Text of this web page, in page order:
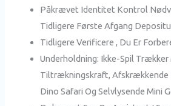
Påkrævet Identitet Kontrol
Tidligere Første Afgang
Tidligere Verificere , Du Er
Underholdning: Ikke-Spil Trækker
Tiltrækningskraft, Afskrækkende
Dino Safari Og Selvlysende Mini